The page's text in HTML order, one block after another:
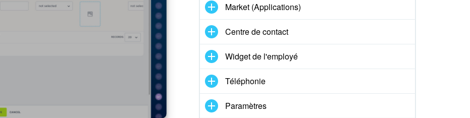
Market (Applications)
Centre de contact
Widget de l'employé
Téléphonie
Paramètres